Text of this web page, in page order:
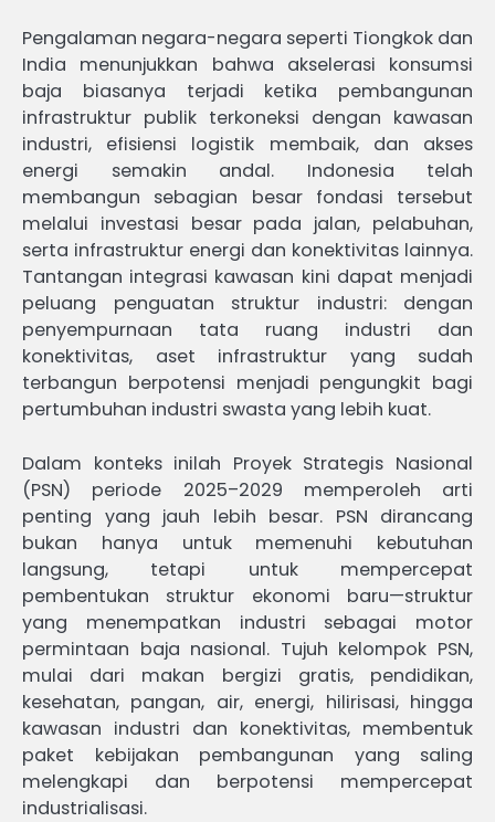
Pengalaman negara-negara seperti Tiongkok dan
India menunjukkan bahwa akselerasi konsumsi
baja biasanya terjadi ketika pembangunan
infrastruktur publik terkoneksi dengan kawasan
industri, efisiensi logistik membaik, dan akses
energi semakin andal. Indonesia telah
membangun sebagian besar fondasi tersebut
melalui investasi besar pada jalan, pelabuhan,
serta infrastruktur energi dan konektivitas lainnya.
Tantangan integrasi kawasan kini dapat menjadi
peluang penguatan struktur industri: dengan
penyempurnaan tata ruang industri dan
konektivitas, aset infrastruktur yang sudah
terbangun berpotensi menjadi pengungkit bagi
pertumbuhan industri swasta yang lebih kuat.
Dalam konteks inilah Proyek Strategis Nasional
(PSN) periode 2025–2029 memperoleh arti
penting yang jauh lebih besar. PSN dirancang
bukan hanya untuk memenuhi kebutuhan
langsung, tetapi untuk mempercepat
pembentukan struktur ekonomi baru—struktur
yang menempatkan industri sebagai motor
permintaan baja nasional. Tujuh kelompok PSN,
mulai dari makan bergizi gratis, pendidikan,
kesehatan, pangan, air, energi, hilirisasi, hingga
kawasan industri dan konektivitas, membentuk
paket kebijakan pembangunan yang saling
melengkapi dan berpotensi mempercepat
industrialisasi.